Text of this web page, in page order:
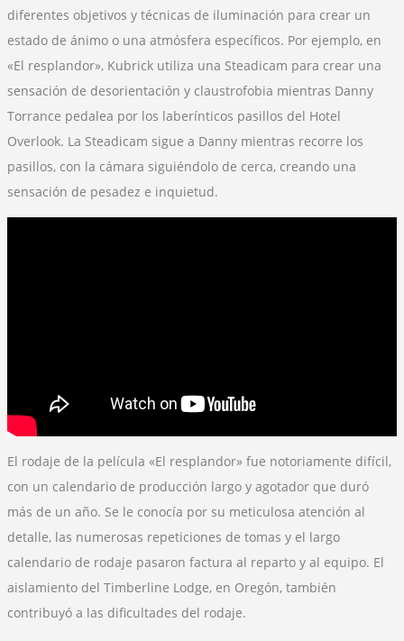
diferentes objetivos y técnicas de iluminación para crear un
estado de ánimo o una atmósfera específicos. Por ejemplo, en
«El resplandor», Kubrick utiliza una Steadicam para crear una
sensación de desorientación y claustrofobia mientras Danny
Torrance pedalea por los laberínticos pasillos del Hotel
Overlook. La Steadicam sigue a Danny mientras recorre los
pasillos, con la cámara siguiéndolo de cerca, creando una
sensación de pesadez e inquietud.
El rodaje de la película «El resplandor» fue notoriamente difícil,
con un calendario de producción largo y agotador que duró
más de un año. Se le conocía por su meticulosa atención al
detalle, las numerosas repeticiones de tomas y el largo
calendario de rodaje pasaron factura al reparto y al equipo. El
aislamiento del Timberline Lodge, en Oregón, también
contribuyó a las dificultades del rodaje.